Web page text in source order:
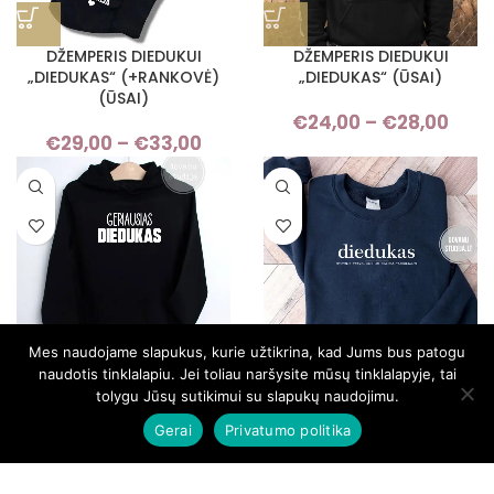
DŽEMPERIS DIEDUKUI
„DIEDUKAS“ (+RANKOVĖ)
(ŪSAI)
€29,00 – €33,00
range:
through
€33,00
DŽEMPERIS DIEDUKUI
„DIEDUKAS“ (ŪSAI)
€24,00 – €28,00
DŽEMPERIS DIEDUKUI
„GERIAUSIAS DIEDUKAS“
€28,00 Price
range:
DŽEMPERIS DIEDUKUI
„STIPRUS PETYS, KURIUO
GALIMA PASIKLIAUTI“
€24,00–€28,00
Mes naudojame slapukus, kurie užtikrina, kad Jums bus patogu
naudotis tinklalapiu. Jei toliau naršysite mūsų tinklalapyje, tai
tolygu Jūsų sutikimui su slapukų naudojimu.
Gerai
Privatumo politika